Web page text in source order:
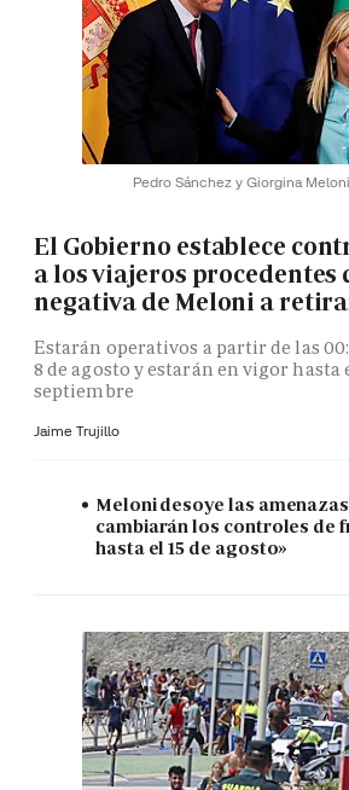
Pedro Sánchez y Giorgina
El Gobierno establece
a los viajeros
negativa de Meloni a
Estarán operativos a partir de las
8 de agosto y estarán en vigor hasta
septiembre
Jaime Trujillo
Meloni desoye las
cambiarán los controles de
hasta el 15 de agosto»